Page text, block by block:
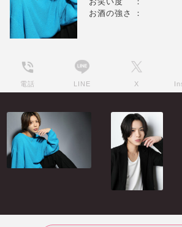
お酒の強さ
：
電話 LINE X